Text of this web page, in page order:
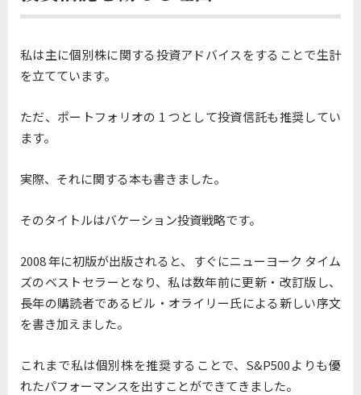
私は主に個別株に関する投資アドバイスをすることで生計
を立てています。
ただ、ポートフォリオの 1 つとして投資信託も推奨してい
ます。
実際、それに関する本も書きました。
そのタイトルはバケーション投資戦略です。
2008 年に初版が出版されると、すぐにニューヨーク タイム
ズのベストセラーとなり、私は数年前に更新・改訂版し、
長年の購読者であるビル・オライリー氏による新しい序文
を書き加えました。
これまで私は個別株を推奨することで、S&P500よりも優
れたパフォーマンスを出すことができてきました。